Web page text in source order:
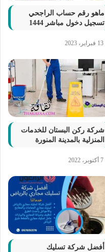
ماهو رقم حساب الراجحي
تسجيل دخول مباشر 1444
13 فبراير، 2023
شركة ركن البستان للخدمات
المنزلية بالمدينة المنورة
7 أكتوبر، 2022
أفضل شركة تسليك